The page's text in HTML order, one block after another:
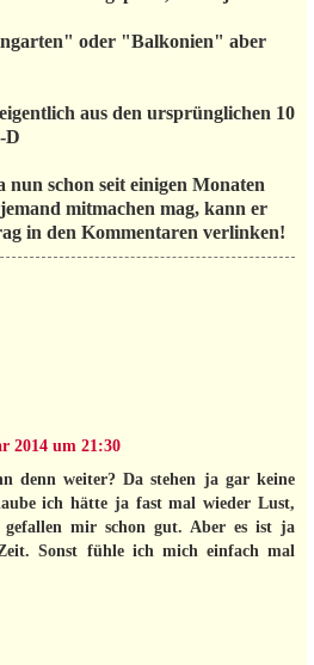
oder "Balkonien" aber
aus den ursprünglichen 10
D
schon seit einigen Monaten
mitmachen mag, kann er
in den Kommentaren verlinken!
2014 um 21:30
denn weiter? Da stehen ja gar keine
ich hätte ja fast mal wieder Lust,
gefallen mir schon gut. Aber es ist ja
Sonst fühle ich mich einfach mal